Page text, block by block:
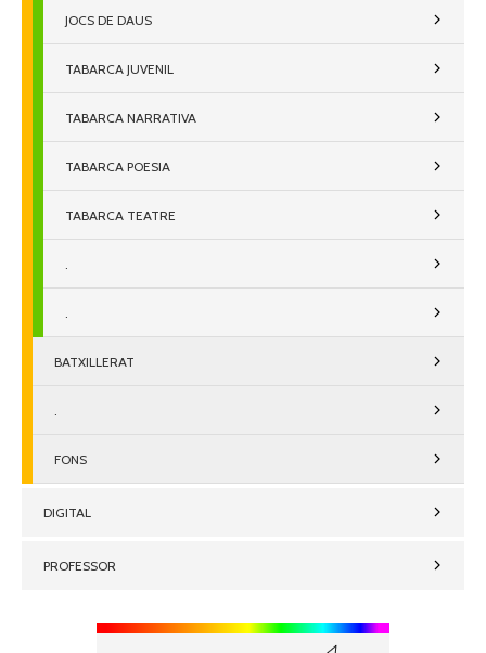
JOCS DE DAUS
TABARCA JUVENIL
TABARCA NARRATIVA
TABARCA POESIA
TABARCA TEATRE
.
.
BATXILLERAT
.
FONS
DIGITAL
PROFESSOR